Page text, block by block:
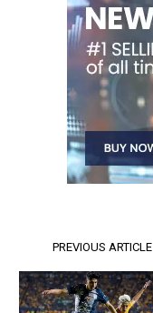
PREVIOUS ARTICLE